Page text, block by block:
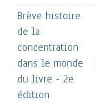
Brève histoire
de la
concentration
dans le monde
du livre - 2e
édition